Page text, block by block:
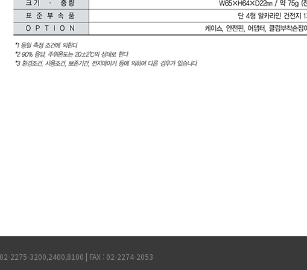
02-2275-3200,2400,8100 | FAX : 02-2274-2053